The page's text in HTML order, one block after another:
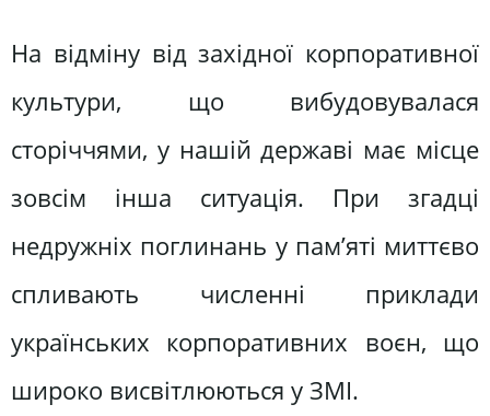
На відміну від західної корпоративної
культури, що вибудовувалася
сторіччями, у нашій державі має місце
зовсім інша ситуація. При згадці
недружніх поглинань у пам’яті миттєво
спливають численні приклади
українських корпоративних воєн, що
широко висвітлюються у ЗМІ.